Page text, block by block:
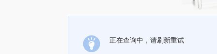
正在查询中，请刷新重试